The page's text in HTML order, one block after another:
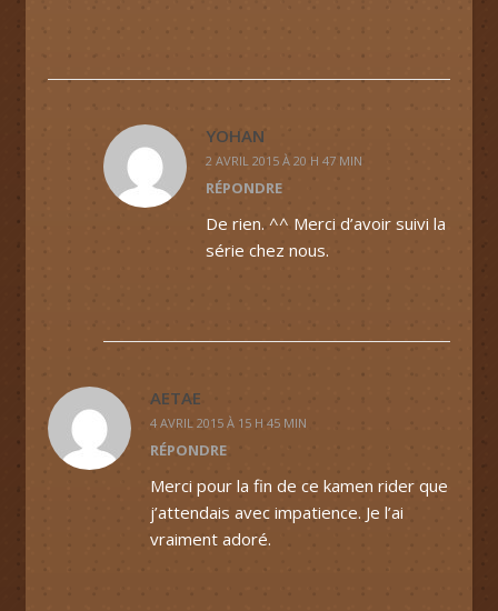
YOHAN
2 AVRIL 2015 À 20 H 47 MIN
RÉPONDRE
De rien. ^^ Merci d’avoir suivi la
série chez nous.
AETAE
4 AVRIL 2015 À 15 H 45 MIN
RÉPONDRE
Merci pour la fin de ce kamen rider que
j’attendais avec impatience. Je l’ai
vraiment adoré.